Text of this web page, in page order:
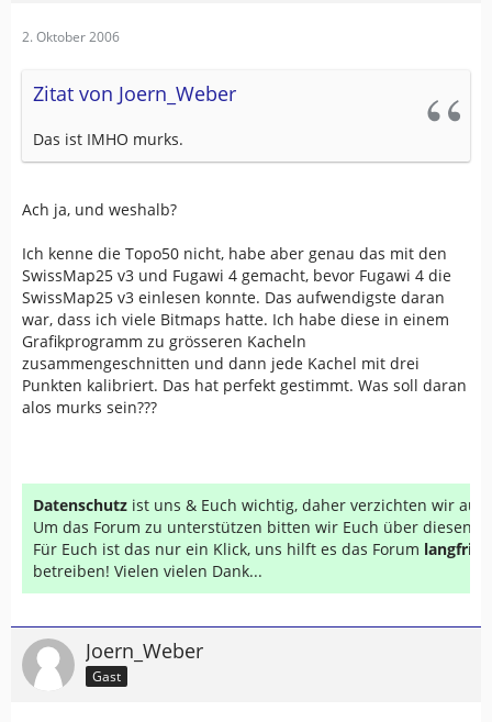
2. Oktober 2006
Zitat von Joern_Weber
Das ist IMHO murks.
Ach ja, und weshalb?
Ich kenne die Topo50 nicht, habe aber genau das mit den
SwissMap25 v3 und Fugawi 4 gemacht, bevor Fugawi 4 die
SwissMap25 v3 einlesen konnte. Das aufwendigste daran
war, dass ich viele Bitmaps hatte. Ich habe diese in einem
Grafikprogramm zu grösseren Kacheln
zusammengeschnitten und dann jede Kachel mit drei
Punkten kalibriert. Das hat perfekt gestimmt. Was soll daran
alos murks sein???
Datenschutz ist uns & Euch wichtig, daher verzichten wir auf
Um das Forum zu unterstützen bitten wir Euch über diesen
Für Euch ist das nur ein Klick, uns hilft es das Forum
betreiben! Vielen vielen Dank...
Joern_Weber
Gast